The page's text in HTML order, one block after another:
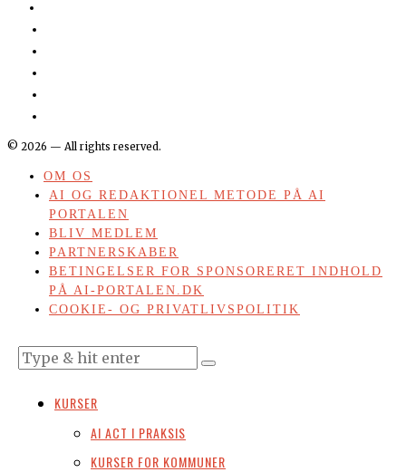
© 2026 — All rights reserved.
OM OS
AI OG REDAKTIONEL METODE PÅ AI
PORTALEN
BLIV MEDLEM
PARTNERSKABER
BETINGELSER FOR SPONSORERET INDHOLD
PÅ AI-PORTALEN.DK
COOKIE- OG PRIVATLIVSPOLITIK
KURSER
AI ACT I PRAKSIS
KURSER FOR KOMMUNER